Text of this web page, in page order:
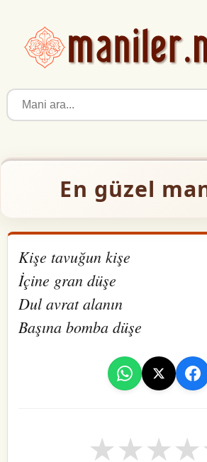
En güzel
Kişe tavuğun kişe
İçine gran düşe
Dul avrat alanın
Başına bomba düşe
★
★
★
★